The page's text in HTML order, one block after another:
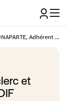
Parole de dirigeant : Frédéric BONAPARTE, Adhérent E.Leclerc et Président de la centrale SCADIF
et